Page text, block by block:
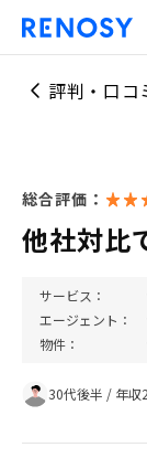
評判・口コ
総合評価：
他社対比
サービス：
エージェント：
物件：
30代後半 / 年収